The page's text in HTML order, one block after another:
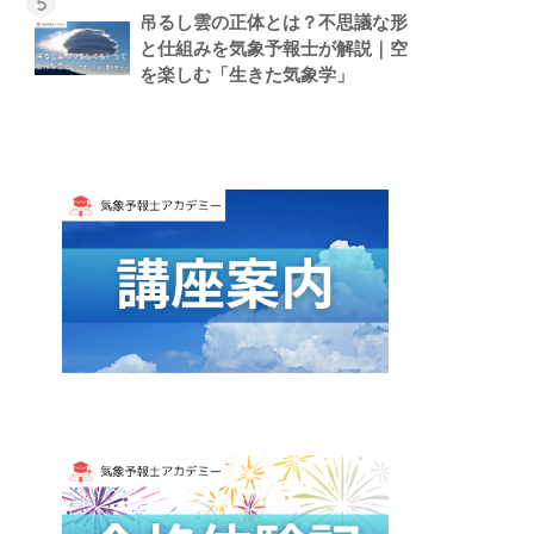
吊るし雲の正体とは？不思議な形
と仕組みを気象予報士が解説｜空
を楽しむ「生きた気象学」